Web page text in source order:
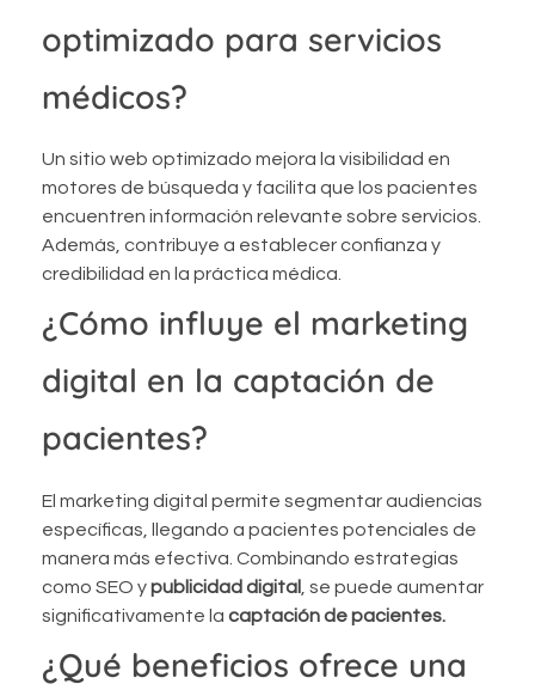
optimizado para servicios
médicos?
Un sitio web optimizado mejora la visibilidad en
motores de búsqueda y facilita que los pacientes
encuentren información relevante sobre servicios.
Además, contribuye a establecer confianza y
credibilidad en la práctica médica.
¿Cómo influye el marketing
digital en la captación de
pacientes?
El marketing digital permite segmentar audiencias
específicas, llegando a pacientes potenciales de
manera más efectiva. Combinando estrategias
como SEO ypublicidad digital , se puede aumentar
significativamente la captación de pacientes.
¿Qué beneficios ofrece una